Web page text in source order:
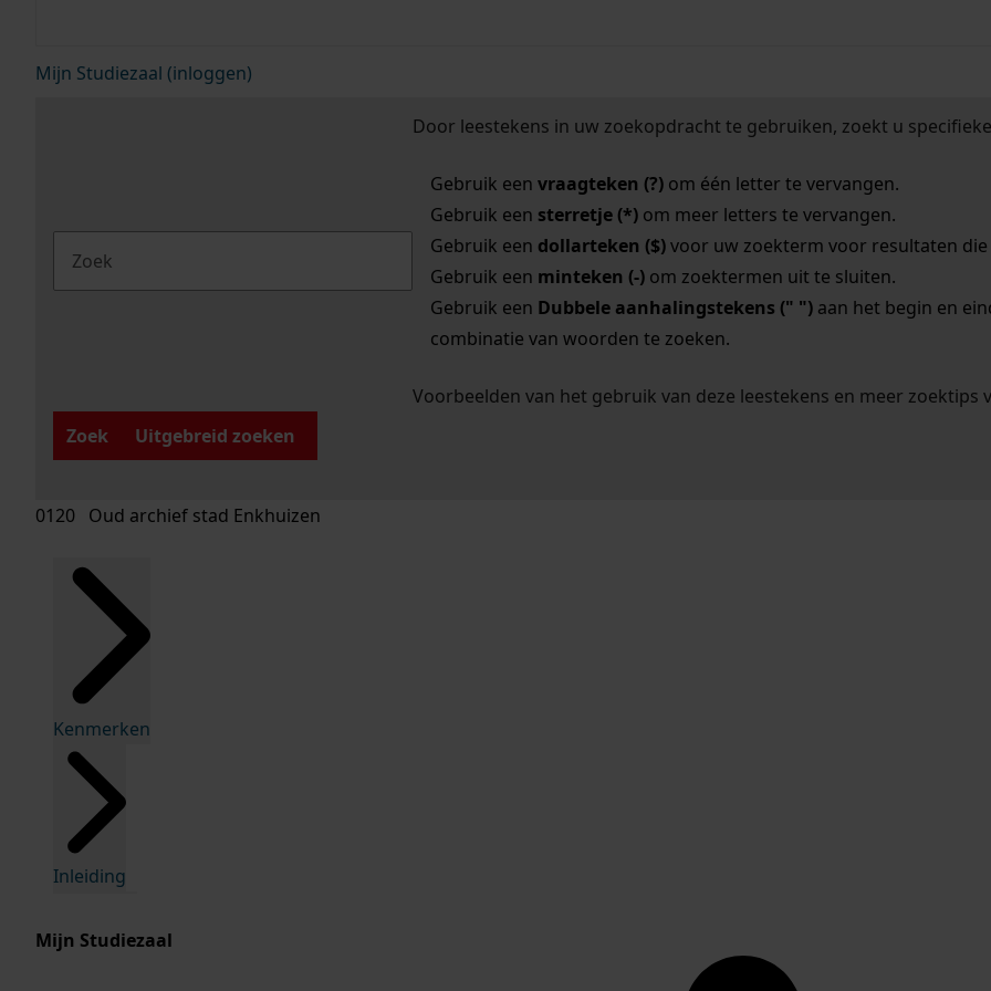
Mijn Studiezaal (inloggen)
Door leestekens in uw zoekopdracht te gebruiken, zoekt u
Gebruik een vraagteken (?)om één letter te vervangen.
Gebruik een sterretje (*)om meer letters te vervangen.
Gebruik een dollarteken ($)voor uw zoekterm voor resultaten die
Gebruik een minteken (-)om zoektermen uit te sluiten.
Gebruik een Dubbele aanhalingstekens (" ")aan het begin en
combinatie van woorden te zoeken.
Voorbeelden van het gebruik van deze leestekens en meer zoektips
Zoek
Uitgebreid zoeken
0120 Oud archief stad Enkhuizen
Kenmerken
Inleiding
Mijn Studiezaal